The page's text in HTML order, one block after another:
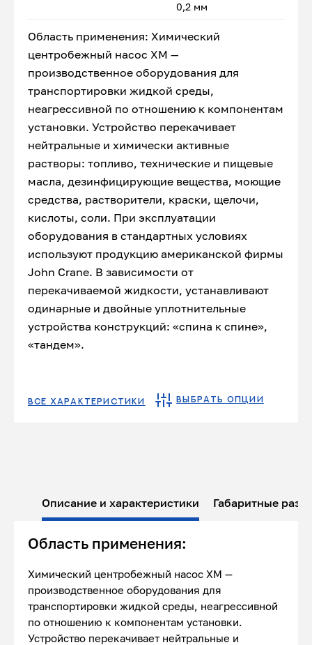
0,2 мм
Область применения: Химический
центробежный насос ХМ —
производственное оборудования для
транспортировки жидкой среды,
неагрессивной по отношению к компонентам
установки. Устройство перекачивает
нейтральные и химически активные
растворы: топливо, технические и пищевые
масла, дезинфицирующие вещества, моющие
средства, растворители, краски, щелочи,
кислоты, соли. При эксплуатации
оборудования в стандартных условиях
используют продукцию американской фирмы
John Crane. В зависимости от
перекачиваемой жидкости, устанавливают
одинарные и двойные уплотнительные
устройства конструкций: «спина к спине»,
«тандем».
ВСЕ ХАРАКТЕРИСТИКИ ВЫБРАТЬ ОПЦИИ
Описание и характеристики Габаритные
Область применения:
Химический центробежный насос ХМ —
производственное оборудования для
транспортировки жидкой среды, неагрессивной
по отношению к компонентам установки.
Устройство перекачивает нейтральные и